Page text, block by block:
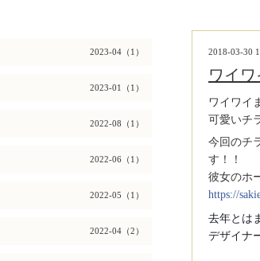
2023-04（1）
2023-01（1）
2022-08（1）
2022-06（1）
2022-05（1）
2022-04（2）
2018-03-30
ワイワ
ワイワイ
可愛いチ
今回のチ
す！！
彼女のホ
https://
去年とは
デザイナ